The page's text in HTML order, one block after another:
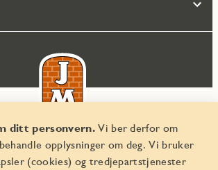
ditt personvern.Vi ber derfor om
opplysninger om deg. Vi bruker
(cookies) og tredjepartstjenester
© JM Norge AS 2026
829 350 122